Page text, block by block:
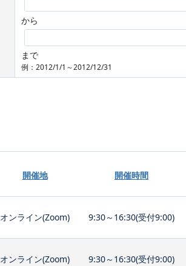
から
まで
例：2012/1/1～2012/12/31
開催地 開催時間
オンライン(Zoom) 9:30～16:30(受付9:00)
オンライン(Zoom) 9:30～16:30(受付9:00)